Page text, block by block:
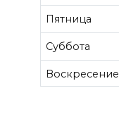
Пятница
Суббота
Воскресение